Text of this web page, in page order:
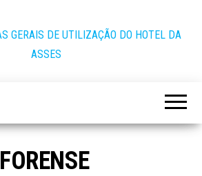
GERAIS DE UTILIZAÇÃO DO HOTEL DA
ASSES